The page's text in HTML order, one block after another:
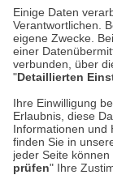
Einige Daten
Verantwortlichen.
eigene Zwecke.
einer
verbunden, über
"Detaillierten
Ihre Einwilligung
Erlaubnis, diese
Informationen und
finden Sie in
jeder Seite
prüfen" Ihre
Zur Echtheit
Cookie-
ACHTUNG!
Ihr Browser
Leider können